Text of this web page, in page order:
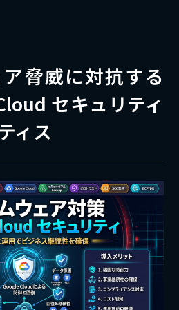
脅威に対抗する
セキュリティ
ィス